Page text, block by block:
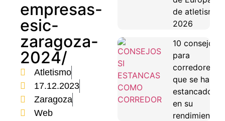
empresas-
esic-
zaragoza-
2024/
Atletismo
17.12.2023
Zaragoza
Web
de atletismo
2026
10 consejos
para
corredores
que se han
estancado
en su
rendimiento